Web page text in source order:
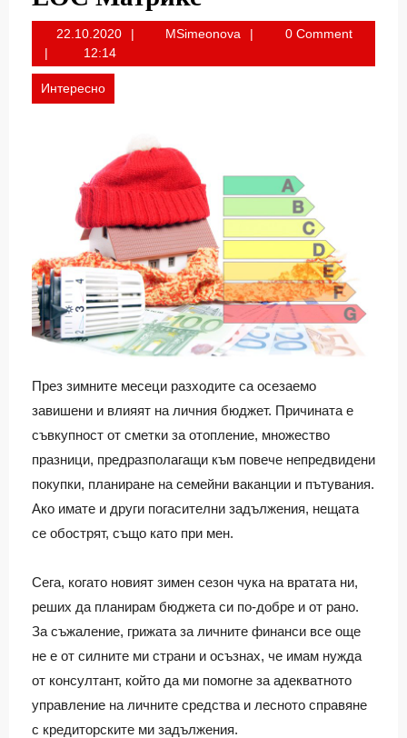
22.10.202022.10.2020MSimeonova MSimeonova0 Comment
12:14
Интересно
През зимните месеци разходите са осезаемо
завишени и влияят на личния бюджет. Причината е
съвкупност от сметки за отопление, множество
празници, предразполагащи към повече непредвидени
покупки, планиране на семейни ваканции и пътувания.
Ако имате и други погасителни задължения, нещата
се обострят, също като при мен.
Сега, когато новият зимен сезон чука на вратата ни,
реших да планирам бюджета си по-добре и от рано.
За съжаление, грижата за личните финанси все още
не е от силните ми страни и осъзнах, че имам нужда
от консултант, който да ми помогне за адекватното
управление на личните средства и лесното справяне
с кредиторските ми задължения.